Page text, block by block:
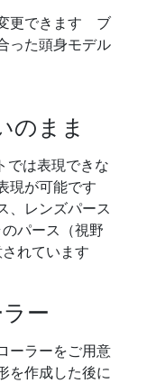
更できます ブ
った頭身モデル
のまま
では表現できな
現が可能です
、レンズパース
パース（視野
れています
ー
ーラーをご用意
を作成した後に